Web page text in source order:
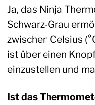
Ja, das Ninja
Schwarz-Grau
zwischen Celsius
ist über einen
einzustellen und
Ist das